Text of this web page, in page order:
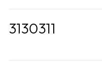
3130311